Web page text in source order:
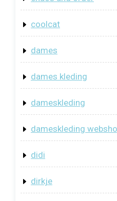
coolcat
dames
dames kleding
dameskleding
dameskleding
didi
dirkje